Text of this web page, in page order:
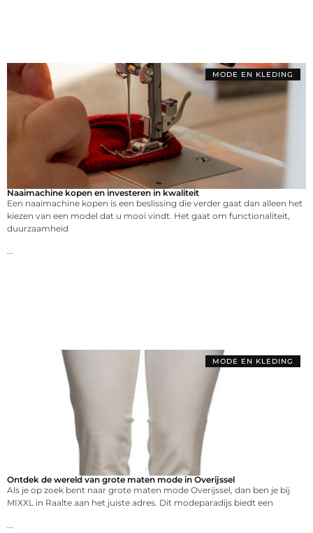
MODE EN KLEDING
Naaimachine kopen en investeren in kwaliteit
Een naaimachine kopen is een beslissing die verder gaat dan alleen het
kiezen van een model dat u mooi vindt. Het gaat om functionaliteit,
duurzaamheid
...
MODE EN KLEDING
Ontdek de wereld van grote maten mode in Overijssel
Als je op zoek bent naar grote maten mode Overijssel, dan ben je bij
MIXXL in Raalte aan het juiste adres. Dit modeparadijs biedt een
...